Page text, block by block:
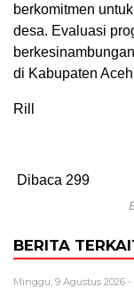
berkomitmen
desa. Evaluasi
di Kabupaten
Rill
Dibaca 299
BERITA
Minggu, 9 Agustus 2026 -